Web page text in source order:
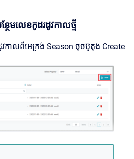
ែមលេខកូដរដូវកាលថ្មី
ដូវកាលពីអេក្រង់ Season ចុចប៊ូតុង Create